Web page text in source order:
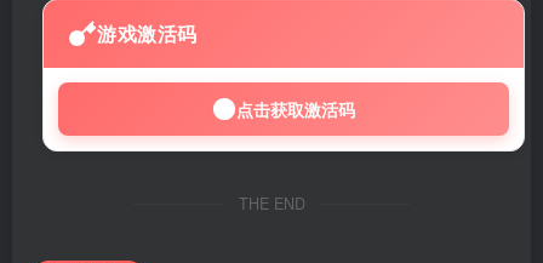
游戏激活码
点击获取激活码
THE END